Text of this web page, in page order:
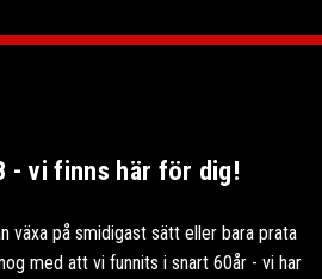
- vi finns här för dig!
växa på smidigast sätt eller bara prata
med att vi funnits i snart 60år - vi har